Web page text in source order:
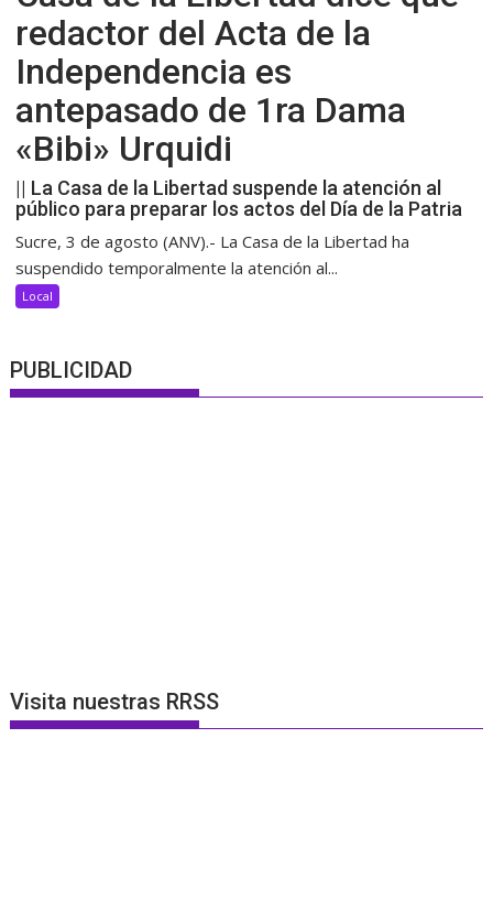
redactor del Acta de la
Independencia es
antepasado de 1ra Dama
«Bibi» Urquidi
|| La Casa de la Libertad suspende la atención al
público para preparar los actos del Día de la Patria
Sucre, 3 de agosto (ANV).- La Casa de la Libertad ha
suspendido temporalmente la atención al...
Local
PUBLICIDAD
Visita nuestras RRSS